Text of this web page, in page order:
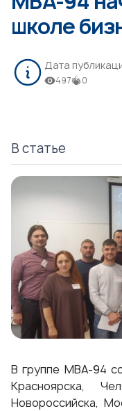
школе
Дата
497 0
В статье
В группе МВА-94
Красноярска,
Новороссийска,